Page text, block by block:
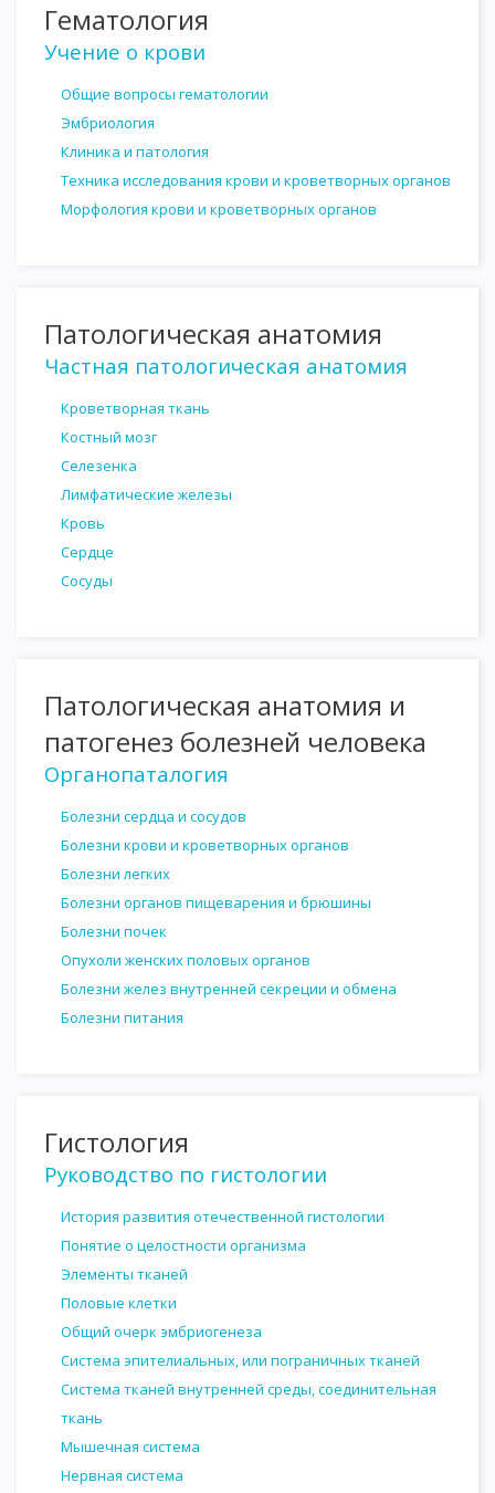
Гематология
Учение о крови
Общие вопросы гематологии
Эмбриология
Клиника и патология
Техника исследования крови и кроветворных органов
Морфология крови и кроветворных органов
Патологическая анатомия
Частная патологическая анатомия
Кроветворная ткань
Костный мозг
Селезенка
Лимфатические железы
Кровь
Сердце
Сосуды
Патологическая анатомия и
патогенез болезней человека
Органопаталогия
Болезни сердца и сосудов
Болезни крови и кроветворных органов
Болезни легких
Болезни органов пищеварения и брюшины
Болезни почек
Опухоли женских половых органов
Болезни желез внутренней секреции и обмена
Болезни питания
Гистология
Руководство по гистологии
История развития отечественной гистологии
Понятие о целостности организма
Элементы тканей
Половые клетки
Общий очерк эмбриогенеза
Система эпителиальных, или пограничных тканей
Система тканей внутренней среды, соединительная
ткань
Мышечная система
Нервная система